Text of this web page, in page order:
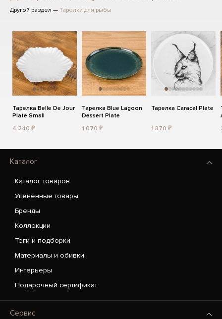
Другой раздел — Тарелки для рыбы
Тарелка Belle De Jour
Plate Small
4 240 ₽
Тарелка Blue Lagoon
Dessert Plate
1 070 ₽
Тарелка Caracal Plate
1 370 ₽
Каталог
Каталог товаров
Уценённые товары
Бренды
Коллекции
Теги и подборки
Материалы и обивки
Интерьеры
Подарочный сертификат
Сервис